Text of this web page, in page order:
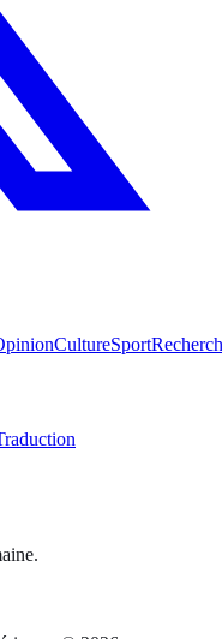
CultureSport